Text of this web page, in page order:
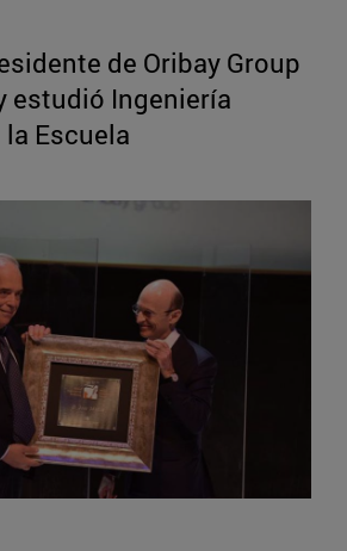
de Oribay Group
estudió Ingeniería
Escuela